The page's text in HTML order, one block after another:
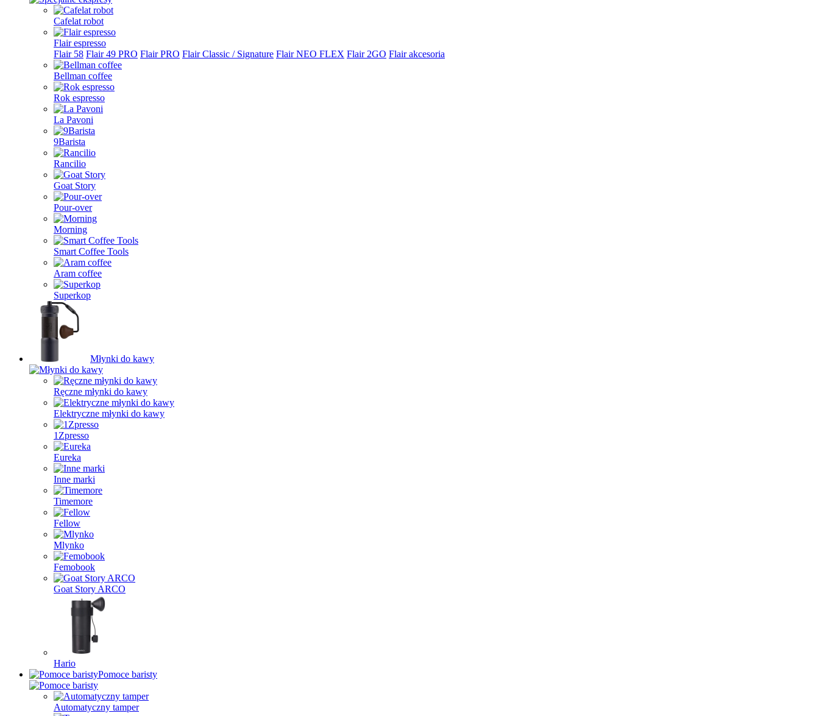
Cafelat robot
Flair espresso
Flair 58 Flair 49 PRO Flair PRO Flair Classic / Signature Flair NEO FLEX Flair 2GO Flair akcesoria
Bellman coffee
Rok espresso
La Pavoni
9Barista
Rancilio
Goat Story
Pour-over
Morning
Smart Coffee Tools
Aram coffee
Superkop
Młynki do kawy
Ręczne młynki do kawy
Elektryczne młynki do kawy
1Zpresso
Eureka
Inne marki
Timemore
Fellow
Mlynko
Femobook
Goat Story ARCO
Hario
Pomoce baristy
Automatyczny tamper